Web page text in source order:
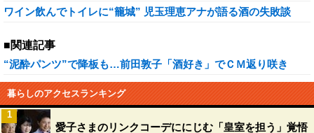
ワイン飲んでトイレに“籠城” 児玉理恵アナが語る酒の失敗談
■関連記事
“泥酔パンツ”で降板も…前田敦子「酒好き」でＣＭ返り咲き
暮らしのアクセスランキング
愛子さまのリンクコーデににじむ「皇室を担う」覚悟
1